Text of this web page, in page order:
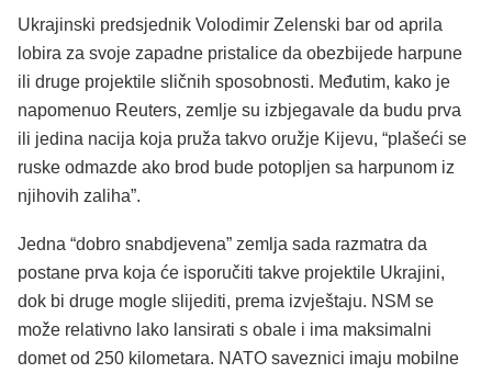
Ukrajinski predsjednik Volodimir Zelenski bar od aprila
lobira za svoje zapadne pristalice da obezbijede harpune
ili druge projektile sličnih sposobnosti. Međutim, kako je
napomenuo Reuters, zemlje su izbjegavale da budu prva
ili jedina nacija koja pruža takvo oružje Kijevu, “plašeći se
ruske odmazde ako brod bude potopljen sa harpunom iz
njihovih zaliha”.
Jedna “dobro snabdjevena” zemlja sada razmatra da
postane prva koja će isporučiti takve projektile Ukrajini,
dok bi druge mogle slijediti, prema izvještaju. NSM se
može relativno lako lansirati s obale i ima maksimalni
domet od 250 kilometara. NATO saveznici imaju mobilne